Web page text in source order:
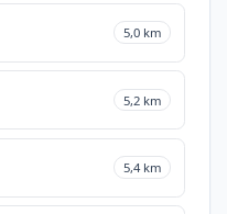
5,0 km
5,2 km
5,4 km